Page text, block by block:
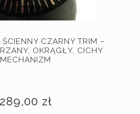
CZARNY TRIM –
OKRĄGŁY, CICHY
MECHANIZM
289,00 zł